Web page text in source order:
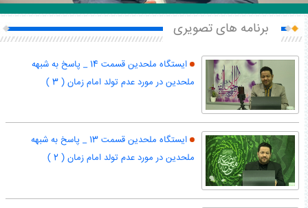
برنامه های تصویری
ایستگاه ملحدین قسمت 14 _ پاسخ به شبهه
ملحدین در مورد عدم تولد امام زمان ( 3 )
ایستگاه ملحدین قسمت 13 _ پاسخ به شبهه
ملحدین در مورد عدم تولد امام زمان ( 2 )